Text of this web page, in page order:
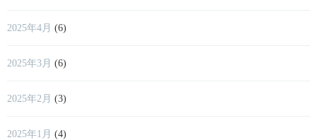
2025年4月 (6)
2025年3月 (6)
2025年2月 (3)
2025年1月 (4)